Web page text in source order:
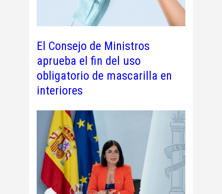
El Consejo de Ministros
aprueba el fin del uso
obligatorio de mascarilla en
interiores